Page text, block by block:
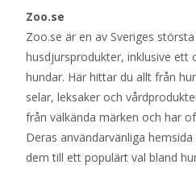
Zoo.se
Zoo.se är en av Sveriges
husdjursprodukter, inklusive
hundar. Här hittar du allt från
selar, leksaker och
från välkända märken och har
Deras användarvänliga
dem till ett populärt val bland